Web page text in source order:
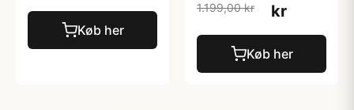
Køb her
1.199,00 kr
kr
Køb her